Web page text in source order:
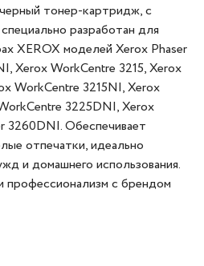
тонер-картридж, с
разработан для
XEROX моделей Xerox Phaser
Xerox WorkCentre 3215, Xerox
WorkCentre 3215NI, Xerox
3225DNI, Xerox
3260DNI. Обеспечивает
отпечатки, идеально
и домашнего использования.
профессионализм с брендом